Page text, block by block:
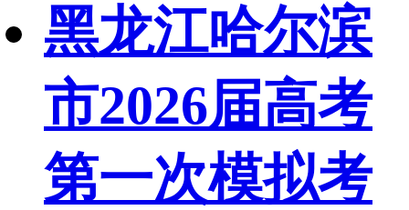
黑龙江哈尔滨
市2026届高考
第一次模拟考